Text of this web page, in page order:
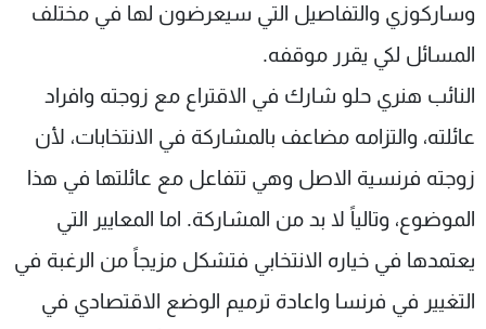
وساركوزي والتفاصيل التي سيعرضون لها في مختلف
المسائل لكي يقرر موقفه.
النائب هنري حلو شارك في الاقتراع مع زوجته وافراد
عائلته، والتزامه مضاعف بالمشاركة في الانتخابات، لأن
زوجته فرنسية الاصل وهي تتفاعل مع عائلتها في هذا
الموضوع، وتالياً لا بد من المشاركة. اما المعايير التي
يعتمدها في خياره الانتخابي فتشكل مزيجاً من الرغبة في
التغيير في فرنسا واعادة ترميم الوضع الاقتصادي في